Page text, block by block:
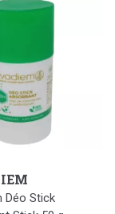
Déo Stick